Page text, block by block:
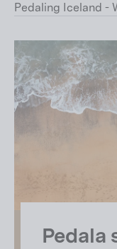
Pedaling Iceland -
Pedala